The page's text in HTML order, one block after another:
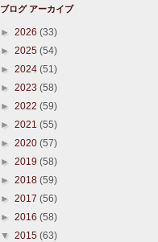
ブログ アーカイブ
► 2026 (33)
► 2025 (54)
► 2024 (51)
► 2023 (58)
► 2022 (59)
► 2021 (55)
► 2020 (57)
► 2019 (58)
► 2018 (59)
► 2017 (56)
► 2016 (58)
▼ 2015 (63)